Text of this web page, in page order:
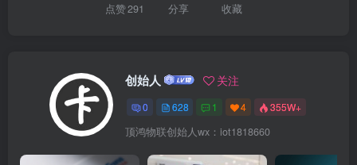
点赞291 分享 收藏
创始人 关注
0 628 1 4 355W+
顶鸿物联创始人wx：iot1818660